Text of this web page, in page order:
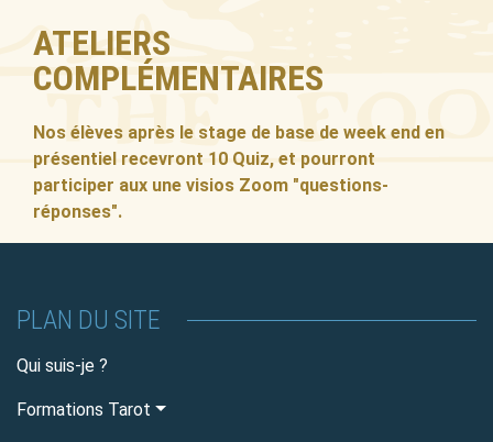
ATELIERS
COMPLÉMENTAIRES
Nos élèves après le stage de base de week end en
présentiel recevront 10 Quiz, et pourront
participer aux une visios Zoom "questions-
réponses".
PLAN DU SITE
Qui suis-je ?
Formations Tarot